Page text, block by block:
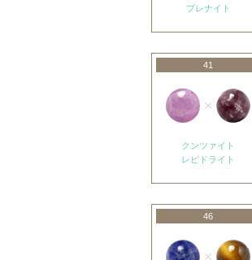
プレナイト
41
クンツァイト
レピドライト
46